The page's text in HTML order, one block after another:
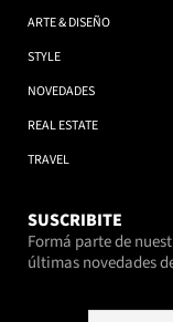
ARTE & DISEÑO
STYLE
NOVEDADES
REAL ESTATE
TRAVEL
SUSCRIBITE
Formá parte de
últimas novedades